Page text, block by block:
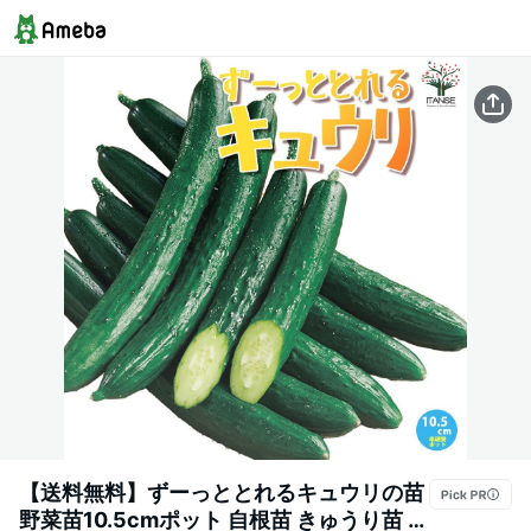
【送料無料】ずーっととれるキュウリの苗
野菜苗10.5cmポット 自根苗 きゅうり苗 キ